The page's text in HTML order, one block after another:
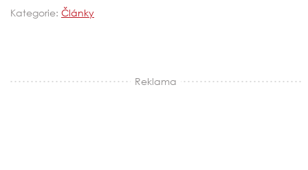
Kategorie: Články
Reklama